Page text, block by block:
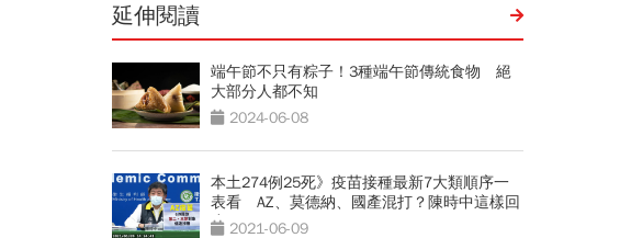
延伸閱讀
端午節不只有粽子！3種端午節傳統食物 絕
大部分人都不知
2024-06-08
本土274例25死》疫苗接種最新7大類順序一
表看 AZ、莫德納、國產混打？陳時中這樣回
應 2021-06-09